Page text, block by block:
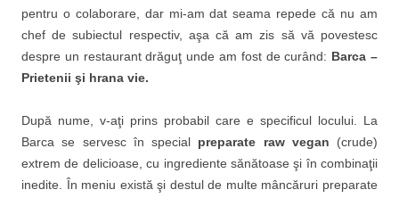
pentru o colaborare, dar mi-am dat seama repede că nu am
chef de subiectul respectiv, aşa că am zis să vă povestesc
despre un restaurant drăguţ unde am fost de curând: Barca –
Prietenii şi hrana vie.
După nume, v-aţi prins probabil care e specificul locului. La
Barca se servesc în special preparate raw vegan (crude)
extrem de delicioase, cu ingrediente sănătoase şi în combinaţii
inedite. În meniu există şi destul de multe mâncăruri preparate